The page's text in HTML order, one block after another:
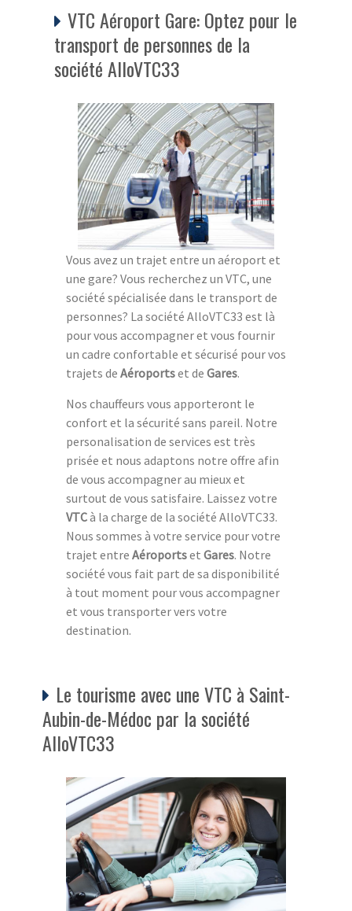
VTC Aéroport Gare: Optez pour le
transport de personnes de la
société AlloVTC33
Vous avez un trajet entre un aéroport et
une gare? Vous recherchez un VTC, une
société spécialisée dans le transport de
personnes? La société AlloVTC33 est là
pour vous accompagner et vous fournir
un cadre confortable et sécurisé pour vos
trajets de Aéroportset de Gares.
Nos chauffeurs vous apporteront le
confort et la sécurité sans pareil. Notre
personalisation de services est très
prisée et nous adaptons notre offre afin
de vous accompagner au mieux et
surtout de vous satisfaire. Laissez votre
VTCà la charge de la société AlloVTC33.
Nous sommes à votre service pour votre
trajet entre Aéroportset Gares. Notre
société vous fait part de sa disponibilité
à tout moment pour vous accompagner
et vous transporter vers votre
destination.
Le tourisme avec une VTC à Saint-
Aubin-de-Médoc par la société
AlloVTC33